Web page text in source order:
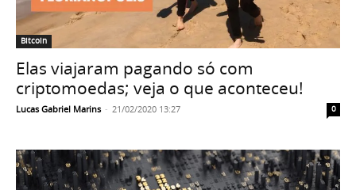
Bitcoin
Elas viajaram pagando só com
criptomoedas; veja o que aconteceu!
Lucas Gabriel Marins - 21/02/2020 13:27 0